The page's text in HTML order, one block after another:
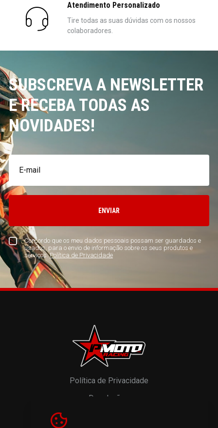
Atendimento Personalizado
Tire todas as suas dúvidas com os nossos
colaboradores.
SUBSCREVA A NEWSLETTER
E RECEBA TODAS AS
NOVIDADES!
Concordo que os meu dados pessoais possam ser guardados e
usados, para o envio de informação sobre os seus produtos e
serviços.Política de Privacidade
ENVIAR
Política de Privacidade
Devoluções